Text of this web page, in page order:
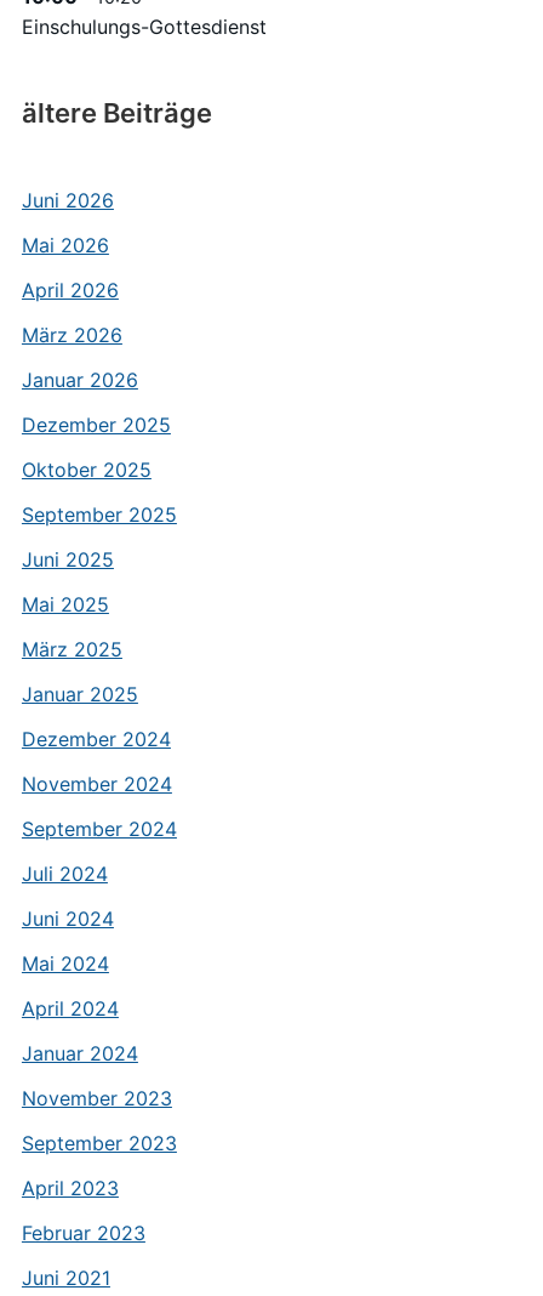
Einschulungs-Gottesdienst
ältere Beiträge
Juni 2026
Mai 2026
April 2026
März 2026
Januar 2026
Dezember 2025
Oktober 2025
September 2025
Juni 2025
Mai 2025
März 2025
Januar 2025
Dezember 2024
November 2024
September 2024
Juli 2024
Juni 2024
Mai 2024
April 2024
Januar 2024
November 2023
September 2023
April 2023
Februar 2023
Juni 2021